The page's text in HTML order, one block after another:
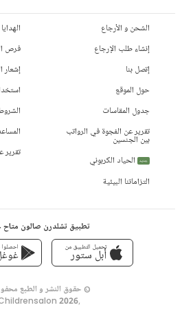
الشحن و الأرجاع
إنشاء طلب الإرجاع
إتصل بنا
حول الموقع
جدول المقاسات
تقرير عن الفجوة في الرواتب
بين الجنسين
جديد
الحياد الكربوني
التزاماتنا البيئية
الهدايا
فرص
تقرير
تطبيق تشلدرن صالون متاح
تحميل التطبيق من
أبل ستور
© حقوق النشر و الطبع
,
2026